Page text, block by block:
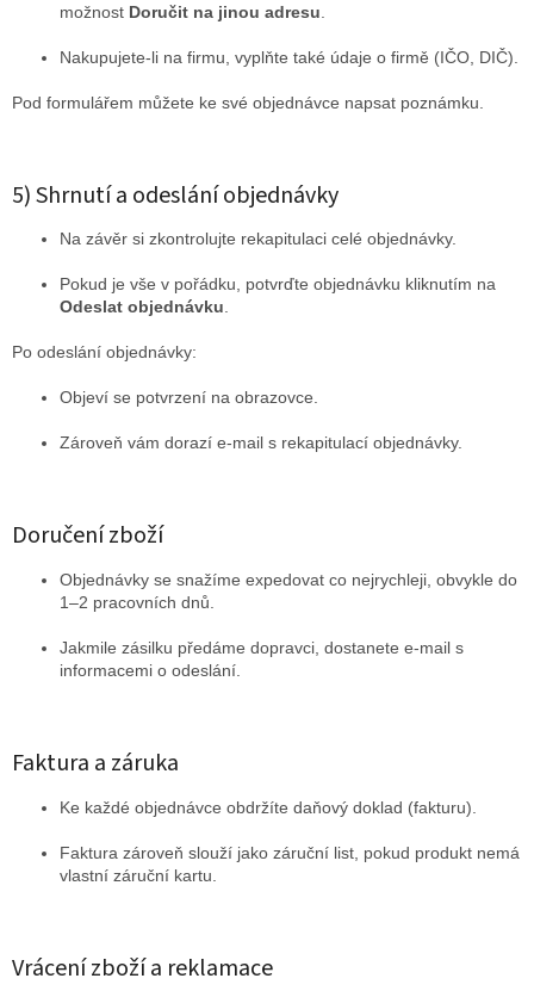
možnost Doručit na jinou adresu
Nakupujete-li na firmu, vyplňte také údaje o firmě (IČO, DIČ).
Pod formulářem můžete ke své objednávce napsat poznámku.
5) Shrnutí a odeslání objednávky
Na závěr si zkontrolujte rekapitulaci celé objednávky.
Pokud je vše v pořádku, potvrďte objednávku kliknutím na
Odeslat objednávku.
Po odeslání objednávky:
Objeví se potvrzení na obrazovce.
Zároveň vám dorazí e-mail s rekapitulací objednávky.
Doručení zboží
Objednávky se snažíme expedovat co nejrychleji, obvykle do
1–2 pracovních dnů.
Jakmile zásilku předáme dopravci, dostanete e-mail s
informacemi o odeslání.
Faktura a záruka
Ke každé objednávce obdržíte daňový doklad (fakturu).
Faktura zároveň slouží jako záruční list, pokud produkt nemá
vlastní záruční kartu.
Vrácení zboží a reklamace